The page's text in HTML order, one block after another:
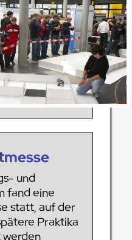
und
fand eine
statt, auf der
Praktika